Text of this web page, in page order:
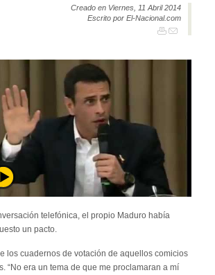
Creado en Viernes, 11 Abril 2014
Escrito por El-Nacional.com
telefónica, el propio Maduro había
un pacto.
los cuadernos de votación de aquellos comicios
“No era un tema de que me proclamaran a mí